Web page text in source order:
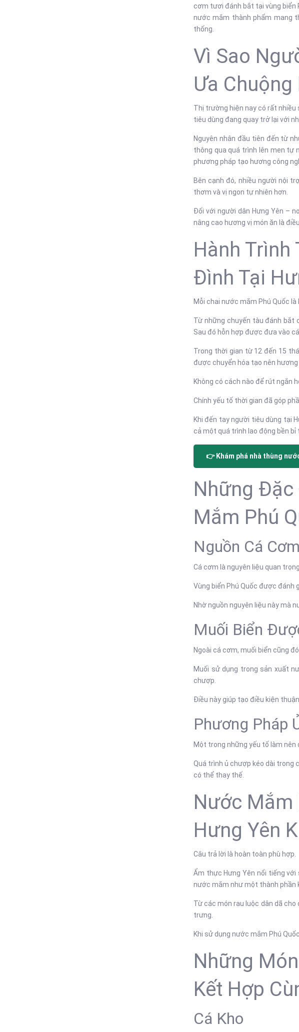
cơm tươi đánh bắt tại vùng biển
nước mắm thành phẩm mang
thống.
Vì Sao
Ưa
Thị trường hiện nay có rất nhiều
tiêu dùng đang quay trở lại với
Nguyên nhân đầu tiên đến từ
thông qua quá trình lên men tự
phương pháp tạo hương công
Bên cạnh đó, nhiều người nội
thơm và vị ngon tự nhiên hơn.
Đối với người dân Hưng Yên –
nâng cao hương vị món ăn là
Hành Trình
Đình Tại
Mỗi chai nước mắm Phú Quốc
Từ những chuyến tàu đánh bắt
Sau đó hỗn hợp được đưa vào
Trong thời gian từ 12 đến 15
được chuyển hóa tạo nên
Không có cách nào để rút ngắn
Chính yếu tố thời gian đã góp
Khi đến tay người tiêu dùng tại
cả một quá trình lao động bền bỉ
👉 Khám phá nhà thùng
Những Đặc
Mắm Phú
Nguồn Cá
Cá cơm là nguyên liệu quan
Vùng biển Phú Quốc được đánh
Nhờ nguồn nguyên liệu này mà
Muối Biển
Ngoài cá cơm, muối biển cũng
Muối sử dụng trong sản xuất
chượp.
Điều này giúp tạo điều kiện
Phương Pháp
Một trong những yếu tố làm
Quá trình ủ chượp kéo dài trong
có thể thay thế.
Nước Mắm
Hưng Yên
Câu trả lời là hoàn toàn phù hợp.
Ẩm thực Hưng Yên nổi tiếng
nước mắm như một thành phần
Từ các món rau luộc dân dã
trưng.
Khi sử dụng nước mắm Phú
Những
Kết Hợp
Cá Kho